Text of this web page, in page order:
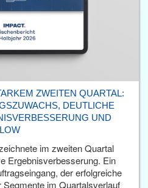
ZWEITEN QUARTAL:
DEUTLICHE
UND
im zweiten Quartal
Ergebnisverbesserung. Ein
der erfolgreiche
Segmente im Quartalsverlauf